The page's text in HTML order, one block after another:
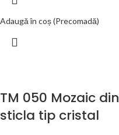
Adaugă în coș (Precomadă)
TM 050 Mozaic din
sticla tip cristal